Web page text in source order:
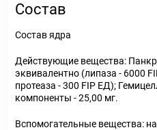
Состав
Состав ядра
Действующие вещества:
эквивалентно (липаза - 6000
протеаза - 300 FIР ЕД);
компоненты - 25,00 мг.
Вспомогательные вещества: